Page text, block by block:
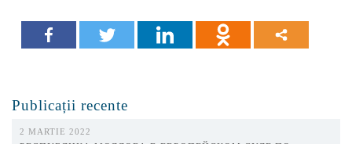
Publicații recente
2 MARTIE 2022